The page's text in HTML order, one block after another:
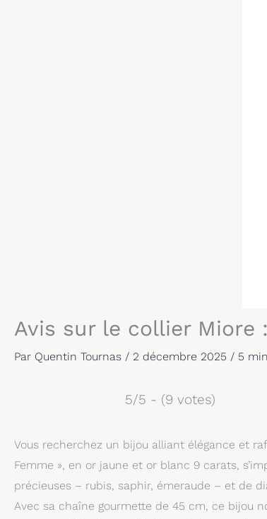
Avis sur le collier Miore
Par Quentin Tournas / 2 décembre 2025 / 5
5/5 - (9 votes)
Vous recherchez un bijou alliant élégance et
Femme », en or jaune et or blanc 9 carats,
précieuses – rubis, saphir, émeraude – et de
Avec sa chaîne gourmette de 45 cm, ce bijou